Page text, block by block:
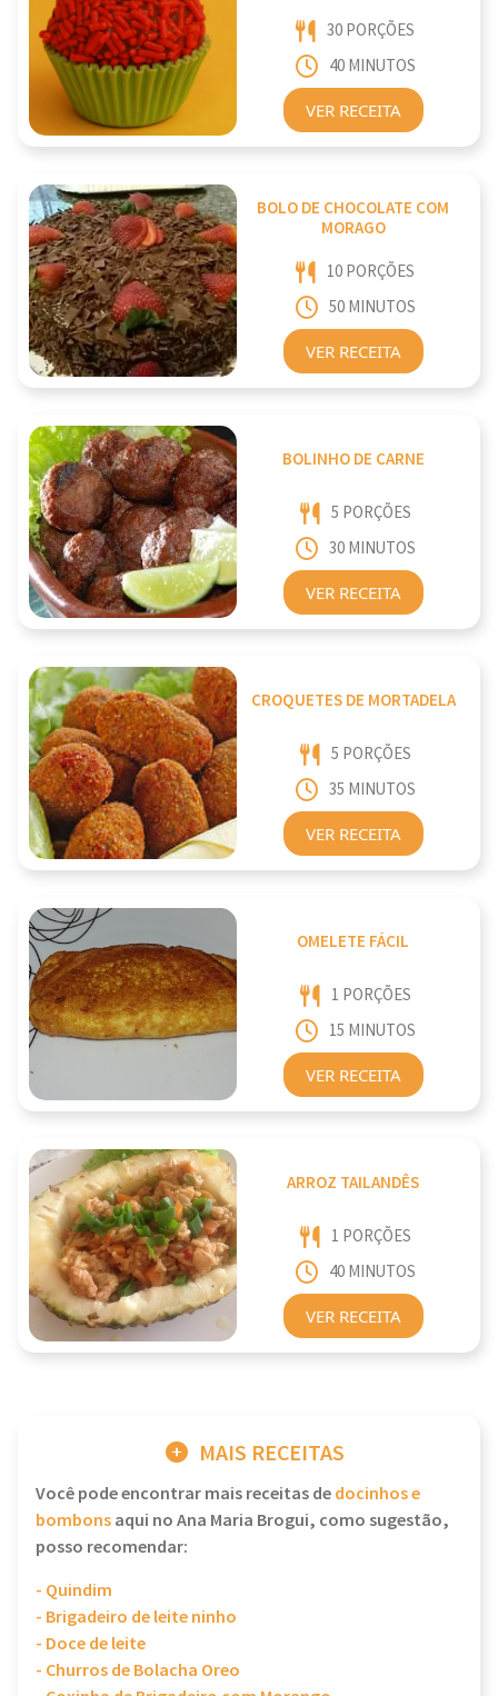
30 PORÇÕES
40 MINUTOS
VER RECEITA
BOLO DE CHOCOLATE COM
MORAGO
10 PORÇÕES
50 MINUTOS
VER RECEITA
BOLINHO DE CARNE
5 PORÇÕES
30 MINUTOS
VER RECEITA
CROQUETES DE MORTADELA
5 PORÇÕES
35 MINUTOS
VER RECEITA
OMELETE FÁCIL
1 PORÇÕES
15 MINUTOS
VER RECEITA
ARROZ TAILANDÊS
1 PORÇÕES
40 MINUTOS
VER RECEITA
MAIS RECEITAS
Você pode encontrar mais receitas dedocinhos e
bombonsaqui no Ana Maria Brogui, como sugestão,
posso recomendar:
- Quindim
- Brigadeiro de leite ninho
- Doce de leite
- Churros de Bolacha Oreo